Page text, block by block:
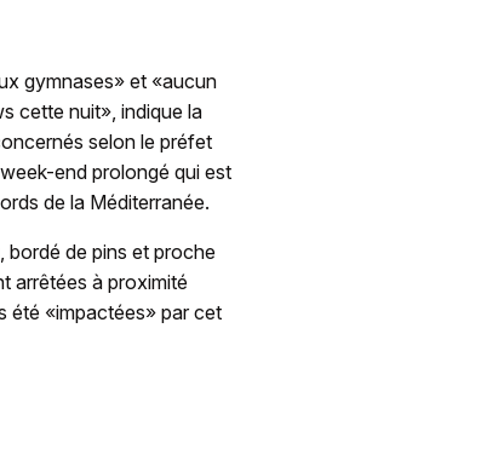
gymnases» et «aucun
cette nuit», indique la
selon le préfet
end prolongé qui est
de la Méditerranée.
bordé de pins et proche
arrêtées à proximité
été «impactées» par cet